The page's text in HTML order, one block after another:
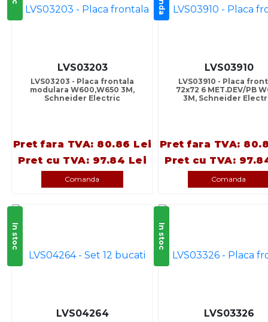
LVS03203
LVS03203 - Placa frontala
modulara W600,W650 3M,
Schneider Electric
Pret fara TVA: 80.86 Lei
Pret cu TVA: 97.84 Lei
Comanda
LVS03910
LVS03910 - Placa
72x72 6 MET.DEV/PB
3M, Schneider
Pret fara TVA:
Pret cu TVA:
Comanda
In stoc
LVS04264
In stoc
LVS03326